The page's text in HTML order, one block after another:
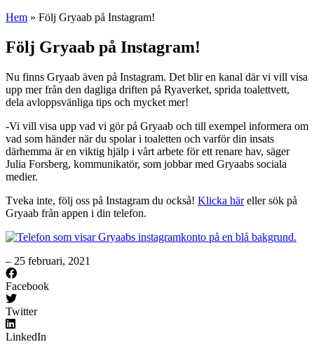
Hem » Följ Gryaab på Instagram!
Följ Gryaab på Instagram!
Nu finns Gryaab även på Instagram. Det blir en kanal där vi vill visa
upp mer från den dagliga driften på Ryaverket, sprida toalettvett,
dela avloppsvänliga tips och mycket mer!
-Vi vill visa upp vad vi gör på Gryaab och till exempel informera om
vad som händer när du spolar i toaletten och varför din insats
därhemma är en viktig hjälp i vårt arbete för ett renare hav, säger
Julia Forsberg, kommunikatör, som jobbar med Gryaabs sociala
medier.
Tveka inte, följ oss på Instagram du också! Klicka häreller sök på
Gryaab från appen i din telefon.
– 25 februari, 2021
Facebook
Twitter
LinkedIn